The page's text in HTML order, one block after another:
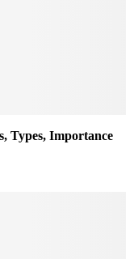
Types, Importance